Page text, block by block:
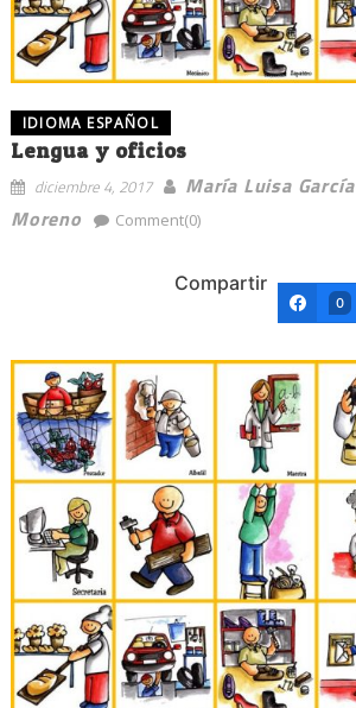
IDIOMA ESPAÑOL
Lengua y oficios
diciembre 4, 2017
María Luisa García
Moreno
Comment(0)
Compartir
0